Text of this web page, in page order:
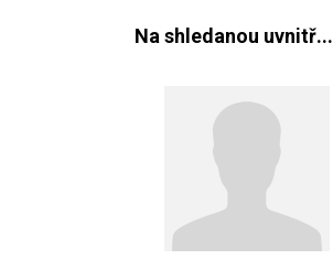
Na shledanou uvnitř...